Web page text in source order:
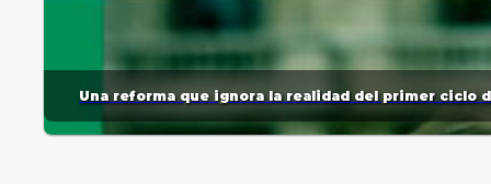
Una reforma que ignora la realidad del primer ciclo